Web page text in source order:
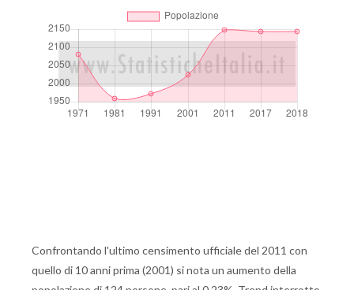
Confrontando l'ultimo censimento ufficiale del 2011 con
quello di 10 anni prima (2001) si nota un aumento della